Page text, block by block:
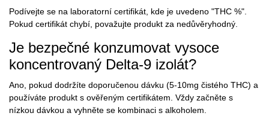
Podívejte se na laboratorní certifikát, kde je uvedeno "THC %".
Pokud certifikát chybí, považujte produkt za nedůvěryhodný.
Je bezpečné konzumovat vysoce
koncentrovaný Delta‑9 izolát?
Ano, pokud dodržíte doporučenou dávku (5-10mg čistého THC) a
používáte produkt s ověřeným certifikátem. Vždy začněte s
nízkou dávkou a vyhněte se kombinaci s alkoholem.